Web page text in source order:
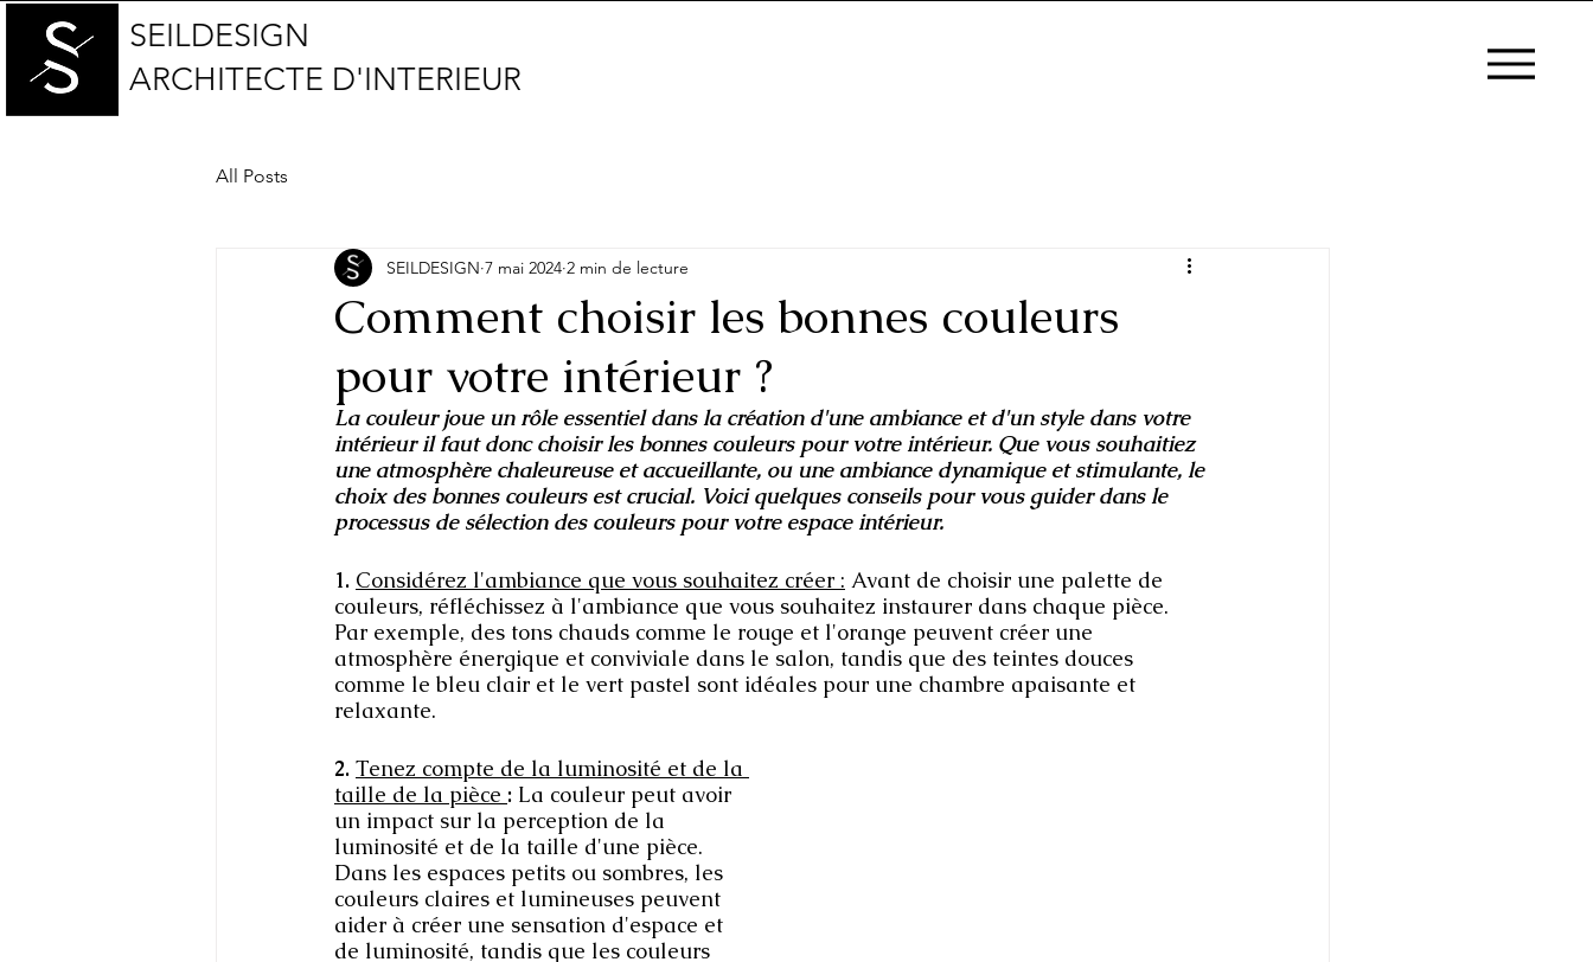
SEILDESIGN
ARCHITECTE D'INTERIEUR
All Posts
Comment choisir les bonnes couleurs
pour votre intérieur ?
SEILDESIGN 7 mai 2024 2 min de lecture
La couleur joue un rôle essentiel dans la création d'une ambiance et d'un style dans votre
intérieur il faut donc choisir les bonnes couleurs pour votre intérieur. Que vous souhaitiez
une atmosphère chaleureuse et accueillante, ou une ambiance dynamique et stimulante, le
choix des bonnes couleurs est crucial. Voici quelques conseils pour vous guider dans le
processus de sélection des couleurs pour votre espace intérieur.
1. Considérez l'ambiance que vous souhaitez créer : Avant de choisir une palette de
couleurs, réfléchissez à l'ambiance que vous souhaitez instaurer dans chaque pièce.
Par exemple, des tons chauds comme le rouge et l'orange peuvent créer une
atmosphère énergique et conviviale dans le salon, tandis que des teintes douces
comme le bleu clair et le vert pastel sont idéales pour une chambre apaisante et
relaxante.
2. Tenez compte de la luminosité et de la
taille de la pièce : La couleur peut avoir
un impact sur la perception de la
luminosité et de la taille d'une pièce.
Dans les espaces petits ou sombres, les
couleurs claires et lumineuses peuvent
aider à créer une sensation d'espace et
de luminosité, tandis que les couleurs